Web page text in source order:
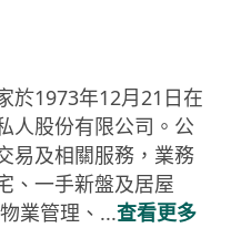
於1973年12月21日在
人股份有限公司。公
易及相關服務，業務
、一手新盤及居屋
業管理、...查看更多